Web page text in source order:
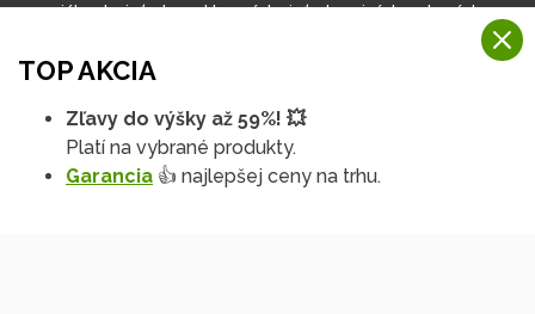
Reklamácia
TOP AKCIA
Zľavy do výšky až 59%! 💥
Platí na vybrané produkty.
Garancia 👍 najlepšej ceny na trhu.
na sociálnych sieťach a reklamných sieťach na iných webových
Viac informácií
Na našich webových stránkach používame niekoľko kategórií
Rozumiem